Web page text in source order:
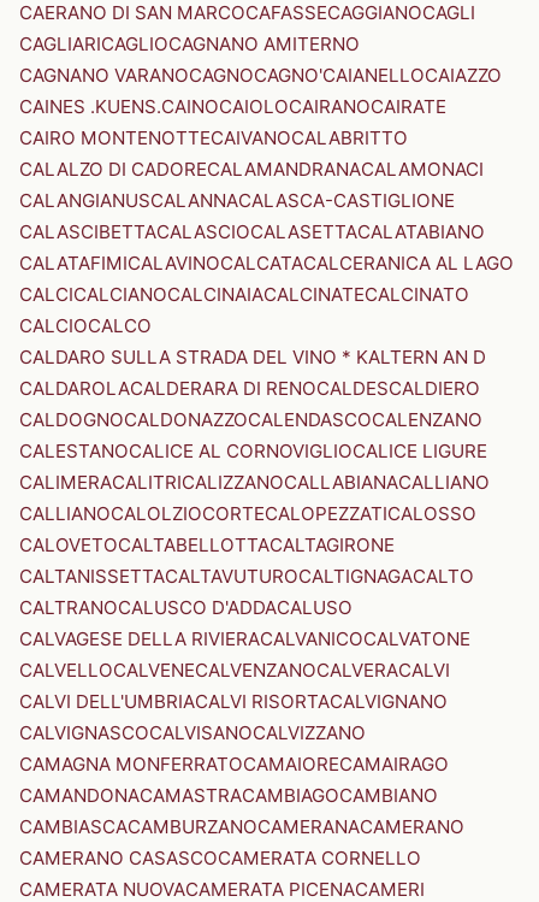
CAERANO DI SAN MARCOCAFASSECAGGIANOCAGLI
CAGLIARICAGLIOCAGNANO AMITERNO
CAGNANO VARANOCAGNOCAGNO'CAIANELLOCAIAZZO
CAINES .KUENS.CAINOCAIOLOCAIRANOCAIRATE
CAIRO MONTENOTTECAIVANOCALABRITTO
CALALZO DI CADORECALAMANDRANACALAMONACI
CALANGIANUSCALANNACALASCA-CASTIGLIONE
CALASCIBETTACALASCIOCALASETTACALATABIANO
CALATAFIMICALAVINOCALCATACALCERANICA AL LAGO
CALCICALCIANOCALCINAIACALCINATECALCINATO
CALCIOCALCO
CALDARO SULLA STRADA DEL VINO * KALTERN AN D
CALDAROLACALDERARA DI RENOCALDESCALDIERO
CALDOGNOCALDONAZZOCALENDASCOCALENZANO
CALESTANOCALICE AL CORNOVIGLIOCALICE LIGURE
CALIMERACALITRICALIZZANOCALLABIANACALLIANO
CALLIANOCALOLZIOCORTECALOPEZZATICALOSSO
CALOVETOCALTABELLOTTACALTAGIRONE
CALTANISSETTACALTAVUTUROCALTIGNAGACALTO
CALTRANOCALUSCO D'ADDACALUSO
CALVAGESE DELLA RIVIERACALVANICOCALVATONE
CALVELLOCALVENECALVENZANOCALVERACALVI
CALVI DELL'UMBRIACALVI RISORTACALVIGNANO
CALVIGNASCOCALVISANOCALVIZZANO
CAMAGNA MONFERRATOCAMAIORECAMAIRAGO
CAMANDONACAMASTRACAMBIAGOCAMBIANO
CAMBIASCACAMBURZANOCAMERANACAMERANO
CAMERANO CASASCOCAMERATA CORNELLO
CAMERATA NUOVACAMERATA PICENACAMERI